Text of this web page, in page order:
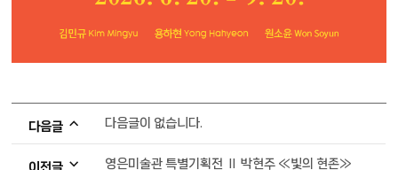
다음글 다음글이 없습니다.
영은미술관 특별기획전 Ⅱ 박현주 ≪빛의 현존≫